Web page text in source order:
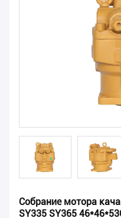
Собрание мотора
SY335 SY365